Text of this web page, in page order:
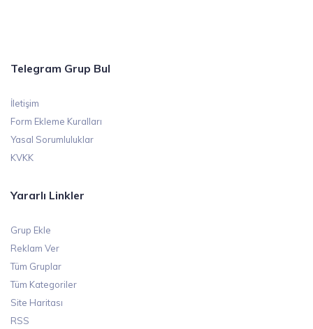
Telegram Grup Bul
İletişim
Form Ekleme Kuralları
Yasal Sorumluluklar
KVKK
Yararlı Linkler
Grup Ekle
Reklam Ver
Tüm Gruplar
Tüm Kategoriler
Site Haritası
RSS